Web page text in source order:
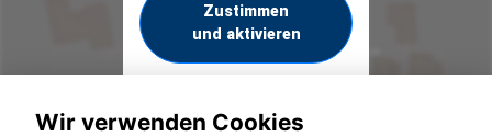
Zustimmen
und aktivieren
Wir verwenden Cookies